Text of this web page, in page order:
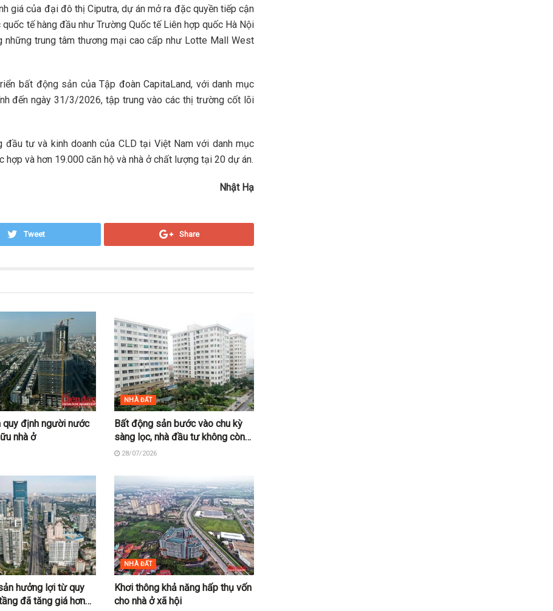
giá của đại đô thị Ciputra, dự án mở ra đặc quyền tiếp cận
tế hàng đầu như Trường Quốc tế Liên hợp quốc Hà Nội
những trung tâm thương mại cao cấp như Lotte Mall West
bất động sản của Tập đoàn CapitaLand, với danh mục
đến ngày 31/3/2026, tập trung vào các thị trường cốt lõi
tư và kinh doanh của CLD tại Việt Nam với danh mục
và hơn 19.000 căn hộ và nhà ở chất lượng tại 20 dự án.
Nhật Hạ
Tweet Share
quy định người nước
nhà ở
NHÀ ĐẤT
Bất động sản bước vào chu kỳ
sàng lọc, nhà đầu tư không còn
“mua gì cũng thắng”
28/07/2026
hưởng lợi từ quy
đã tăng giá hơn
NHÀ ĐẤT
Khơi thông khả năng hấp thụ vốn
cho nhà ở xã hội